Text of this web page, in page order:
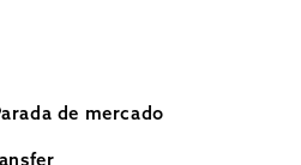
de mercado